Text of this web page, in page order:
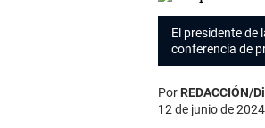
El presidente de
conferencia de
PorREDACCIÓN/
12 de junio de